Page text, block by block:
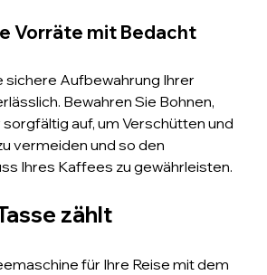
Vorräte mit Bedacht
sichere Aufbewahrung Ihrer
Bewahren Sie Bohnen,
auf, um Verschütten und
vermeiden und so den
Ihres Kaffees zu gewährleisten.
zählt
für Ihre Reise mit dem